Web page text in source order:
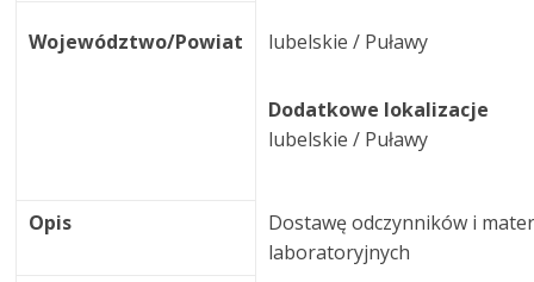
Województwo/Powiat lubelskie / Puławy
Dodatkowe lokalizacje
lubelskie / Puławy
Opis
Dostawę odczynników i
laboratoryjnych